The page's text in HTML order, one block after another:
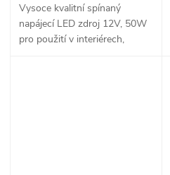
Vysoce kvalitní spínaný
napájecí LED zdroj 12V, 50W
pro použití v interiérech,